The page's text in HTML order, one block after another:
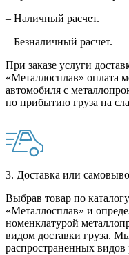
– Наличный расчет.
– Безналичный расчет.
При заказе услуги
«Металлосплав» оплата
автомобиля с
по прибытию груза на
3. Доставка или
Выбрав товар по
«Металлосплав» и
номенклатурой
видом доставки груза.
распространенных